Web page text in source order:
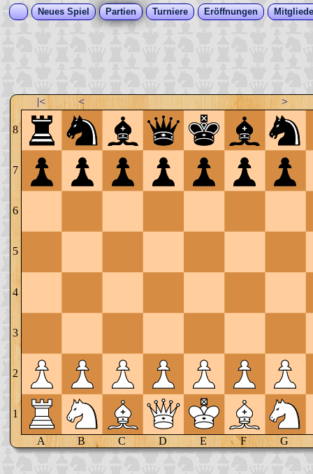
Neues Spiel Partien Turniere Eröffnungen
|< < >
8
7
6
5
4
3
2
1
A B C D E F G